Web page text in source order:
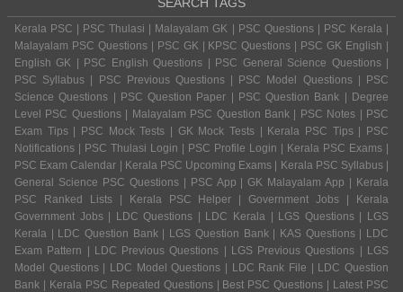
Kerala PSC | PSC Thulasi | Malayalam GK | PSC Questions | PSC Kerala |
Malayalam PSC Questions | PSC GK | KPSC Questions | PSC GK English |
English GK | PSC English Questions | PSC General Science Questions |
PSC Syllabus | PSC Previous Questions | PSC Model Questions | PSC
Science Questions | PSC Question Paper | PSC Question Bank | Degree
Level PSC Questions | Malayalam PSC Question Bank | PSC Notes | PSC
Exam Tips | PSC Mock Tests | GK Mock Tests | Kerala PSC Tips | PSC
Notifications | PSC Thulasi Login | PSC Profile Login | Kerala PSC Exams |
PSC Exam Calendar | Kerala PSC Upcoming Exams | Kerala PSC Syllabus |
General Science PSC Questions | PSC App | GK Malayalam App | Kerala
PSC Ranked Lists | Kerala PSC Helper | Government Jobs | Kerala
Government Jobs | LDC Questions | LDC Kerala | LGS Questions | LGS
Kerala | LDC Question Bank | LGS Question Bank | KAS Questions | LDC
Exam Pattern | LDC Previous Questions | LGS Previous Questions | LGS
Model Questions | LDC Model Questions | LDC Rank File | LDC Question
Bank | Kerala PSC Repeated Questions | Best PSC Questions | Latest PSC